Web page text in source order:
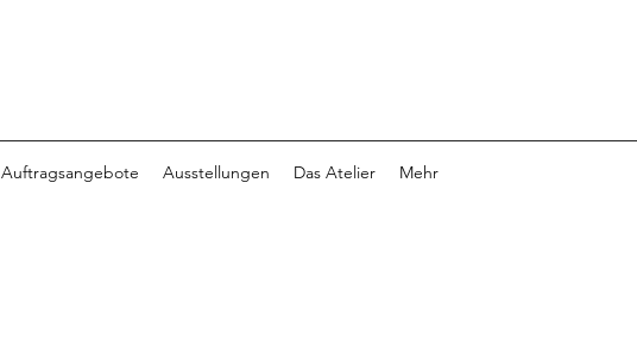
Auftragsangebote Ausstellungen Das Atelier Mehr